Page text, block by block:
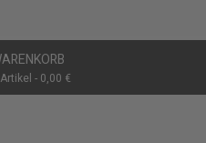
- 0,00 €